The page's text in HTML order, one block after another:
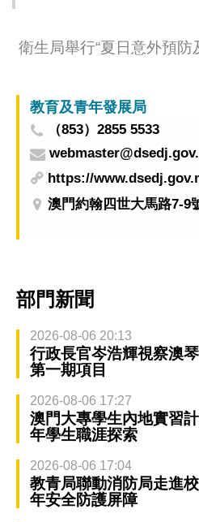
規劃（2026-2030年）》
業界專場諮詢會
衛生局舉行“夏日意外預防
教育及青年發展局
（853）2855 5533
https://
澳門約翰四世大馬路7-9
部門新聞
2026-08-06 20:13
行政長官岑浩輝視察澳
第一期項目
2026-08-06 17:27
澳門大專學生內地實習
年學生職涯探索
2026-08-06 17:04
教青局聯動消防局走進
年安全防護屏障